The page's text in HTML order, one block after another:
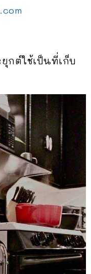
ยุกต์ใช้เป็นที่เก็บ